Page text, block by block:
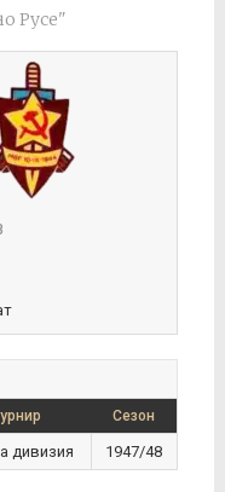
Русе"
Сезон
дивизия 1947/48